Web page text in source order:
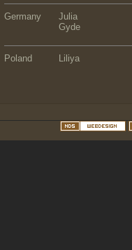
Germany
Julia
Gyde
Poland Liliya